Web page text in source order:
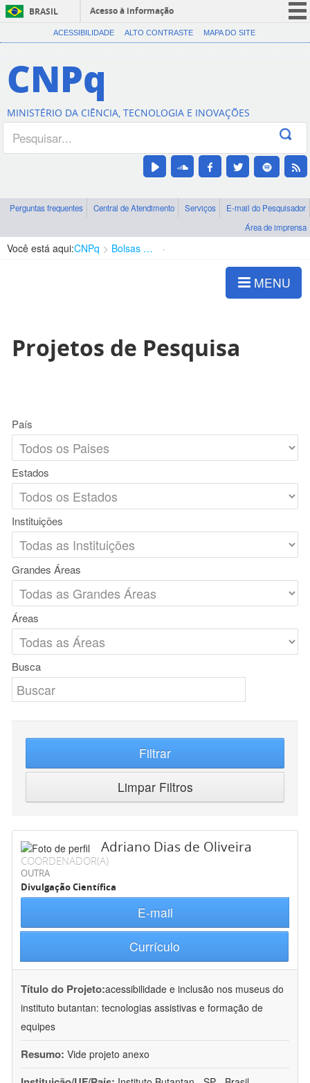
BRASIL
Acesso à informação
CORONAVÍRUS (COVID-19)
Canais
ACESSIBILIDADE ALTO CONTRASTE MAPA DO SITE
CNPq
MINISTÉRIO DA CIÊNCIA, TECNOLOGIA E INOVAÇÕES
Perguntas frequentes Central de Atendimento Serviços
E-mail do Pesquisador
Área de imprensa
Você está aqui:CNPq Bolsas e Auxílios Vigentes
MENU
Projetos de Pesquisa
País
Estados
Instituições
Grandes Áreas
Áreas
Busca
Filtrar
Limpar Filtros
Adriano Dias de Oliveira
COORDENADOR(A)
OUTRA
Divulgação Científica
E-mail
Currículo
Título do Projeto:acessibilidade e inclusão nos museus do
instituto butantan: tecnologias assistivas e formação de
equipes
Resumo: Vide projeto anexo